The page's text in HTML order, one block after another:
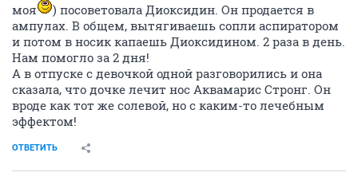
моя
) посоветовала Диоксидин. Он продается в
ампулах. В общем, вытягиваешь сопли аспиратором
и потом в носик капаешь Диоксидином. 2 раза в день.
Нам помогло за 2 дня!
А в отпуске с девочкой одной разговорились и она
сказала, что дочке лечит нос Аквамарис Стронг. Он
вроде как тот же солевой, но с каким-то лечебным
эффектом!
ОТВЕТИТЬ